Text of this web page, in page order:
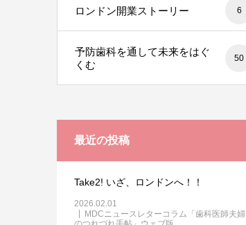
ロンドン開業ストーリー 6
予防歯科を通して未来をはぐ
くむ
50
最近の投稿
Take2! いざ、ロンドンへ！！
2026.02.01
MDCニュースレターコラム「歯科医師夫婦